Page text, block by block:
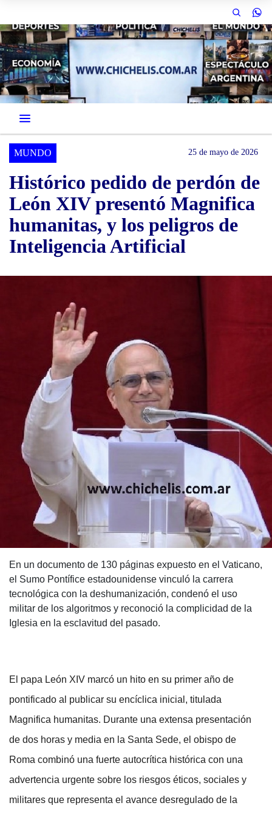
MUNDO 25 de mayo de 2026
Histórico pedido de perdón de
León XIV presentó Magnifica
humanitas, y los peligros de
Inteligencia Artificial
En un documento de 130 páginas expuesto en el Vaticano,
el Sumo Pontífice estadounidense vinculó la carrera
tecnológica con la deshumanización, condenó el uso
militar de los algoritmos y reconoció la complicidad de la
Iglesia en la esclavitud del pasado.
El papa León XIV marcó un hito en su primer año de
pontificado al publicar su encíclica inicial, titulada
Magnifica humanitas. Durante una extensa presentación
de dos horas y media en la Santa Sede, el obispo de
Roma combinó una fuerte autocrítica histórica con una
advertencia urgente sobre los riesgos éticos, sociales y
militares que representa el avance desregulado de la